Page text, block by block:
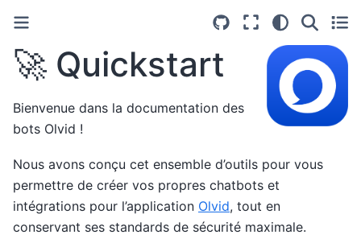
🚀 Quickstart
Bienvenue dans la documentation des
bots Olvid !
Nous avons conçu cet ensemble d’outils pour vous
permettre de créer vos propres chatbots et
intégrations pour l’application Olvid, tout en
conservant ses standards de sécurité maximale.